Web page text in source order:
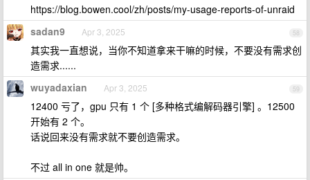
https://blog.bowen.cool/zh/posts/my-usage-reports-of-unraid
58
sadan9 Apr 3, 2025
其实我一直想说，当你不知道拿来干嘛的时候，不要没有需求创
造需求......
59
wuyadaxian Apr 3, 2025
12400 亏了，gpu 只有 1 个 [多种格式编解码器引擎] 。12500
开始有 2 个。
话说回来没有需求就不要创造需求。
不过 all in one 就是帅。